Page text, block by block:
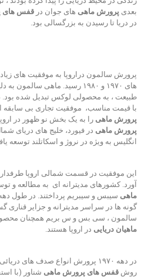
بعدی پرورش ماهی های جوان در قفس های
در دریا تا رسیدن به بزرگسالی بود.
پرورش سالمون دراروپا به موفقیت های
های ۱۹۷۰ و ۱۹۸۰ رسید
. ماهی سالمون به
طبیعت ، به محصولی لوکس تبدیل شده بود.
با قیمت مناسب، موفقیت تجاری بی سابقه
پرورش ماهی را به یک بخش نو ظهور در
پرورش ماهی در فیورد، خلیج های دریای
انگلیس به ویژه در نروژ و اسکاتلند توسعه
این موفقیت در قسمت شمالی اروپا
آورد. کشورهای مدیترانه ای به مطالعه و
ماهی سیبس و سیبریم پرداختند.
گونه ها در سراسر مدیترانه و جزایر
سالمون ، سی بس و س بریم همچنان
ماهیان دریایی در اروپا هستند.
در دهه ۱۹۷۰ پرورش انواع صدف های
روش قفس های پرورش ماهی شناور (با